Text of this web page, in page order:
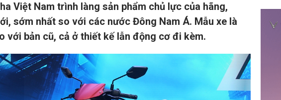
Việt Nam trình làng sản phẩm chủ lực của hãng,
sớm nhất so với các nước Đông Nam Á. Mẫu xe là
với bản cũ, cả ở thiết kế lẫn động cơ đi kèm.